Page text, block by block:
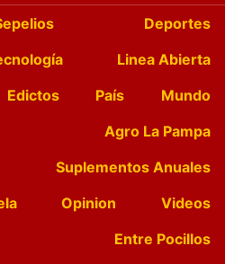
Deportes
Linea Abierta
Edictos País
Mundo
Agro La Pampa
Suplementos Anuales
Opinion
Videos
Entre Pocillos